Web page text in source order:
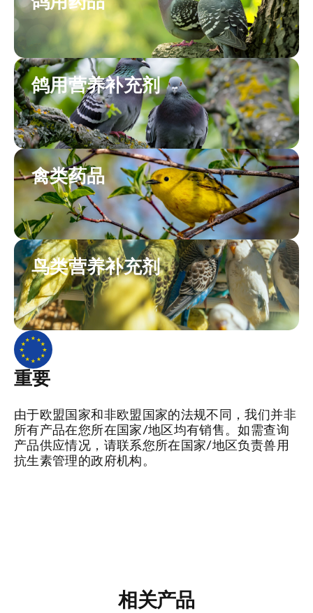
鸽用营养补充剂
禽类药品
鸟类营养补充剂
重要
由于欧盟国家和非欧盟国家的法规不同，我们并非
所有产品在您所在国家/地区均有销售。如需查询
产品供应情况，请联系您所在国家/地区负责兽用
抗生素管理的政府机构。
相关产品